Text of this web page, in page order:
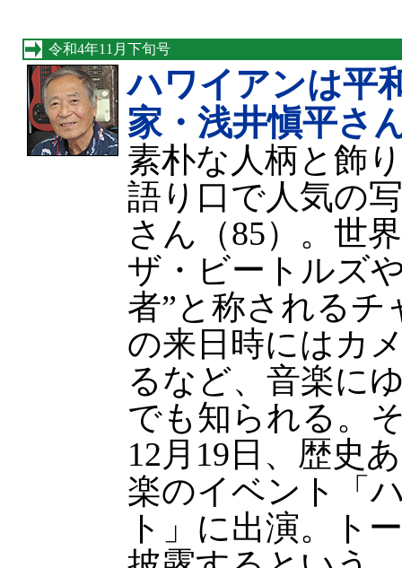
令和4年11月下旬号
ハワイアンは平
家・浅井愼平さ
素朴な人柄と飾
語り口で人気の
さん（85）。世
ザ・ビートルズ
者”と称されるチ
の来日時にはカ
るなど、音楽に
でも知られる。
12月19日、歴史
楽のイベント「
ト」に出演。ト